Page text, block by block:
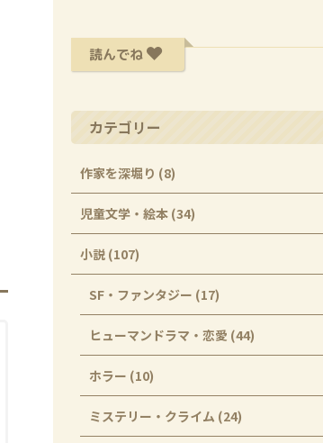
読んでね
カテゴリー
作家を深堀り (8)
児童文学・絵本 (34)
小説 (107)
SF・ファンタジー (17)
ヒューマンドラマ・恋愛 (44)
ホラー (10)
ミステリー・クライム (24)